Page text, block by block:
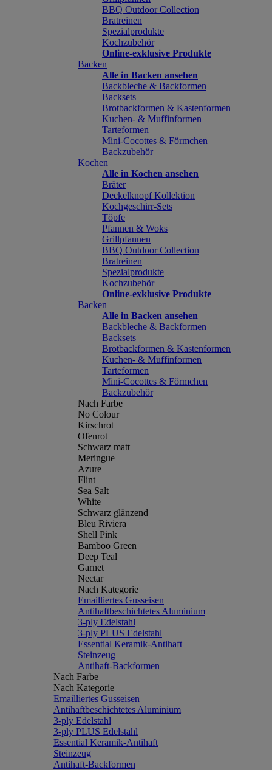
BBQ Outdoor Collection
Bratreinen
Spezialprodukte
Kochzubehör
Online-exklusive Produkte
Backen
Alle in Backen ansehen
Backbleche & Backformen
Backsets
Brotbackformen & Kastenformen
Kuchen- & Muffinformen
Tarteformen
Mini-Cocottes & Förmchen
Backzubehör
Kochen
Alle in Kochen ansehen
Bräter
Deckelknopf Kollektion
Kochgeschirr-Sets
Töpfe
Pfannen & Woks
Grillpfannen
BBQ Outdoor Collection
Bratreinen
Spezialprodukte
Kochzubehör
Online-exklusive Produkte
Backen
Alle in Backen ansehen
Backbleche & Backformen
Backsets
Brotbackformen & Kastenformen
Kuchen- & Muffinformen
Tarteformen
Mini-Cocottes & Förmchen
Backzubehör
Nach Farbe
No Colour
Kirschrot
Ofenrot
Schwarz matt
Meringue
Azure
Flint
Sea Salt
White
Schwarz glänzend
Bleu Riviera
Shell Pink
Bamboo Green
Deep Teal
Garnet
Nectar
Nach Kategorie
Emailliertes Gusseisen
Antihaftbeschichtetes Aluminium
3-ply Edelstahl
3-ply PLUS Edelstahl
Essential Keramik-Antihaft
Steinzeug
Antihaft-Backformen
Nach Farbe
Nach Kategorie
Emailliertes Gusseisen
Antihaftbeschichtetes Aluminium
3-ply Edelstahl
3-ply PLUS Edelstahl
Essential Keramik-Antihaft
Steinzeug
Antihaft-Backformen